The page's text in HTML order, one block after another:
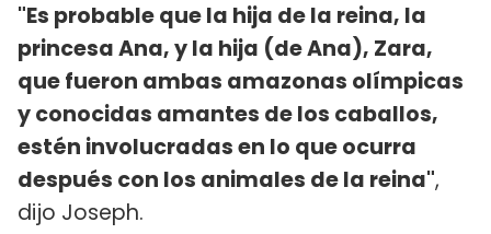
"Es probable que la hija de la reina, la
princesa Ana, y la hija (de Ana), Zara,
que fueron ambas amazonas olímpicas
y conocidas amantes de los caballos,
estén involucradas en lo que ocurra
después con los animales de la reina",
dijo Joseph.